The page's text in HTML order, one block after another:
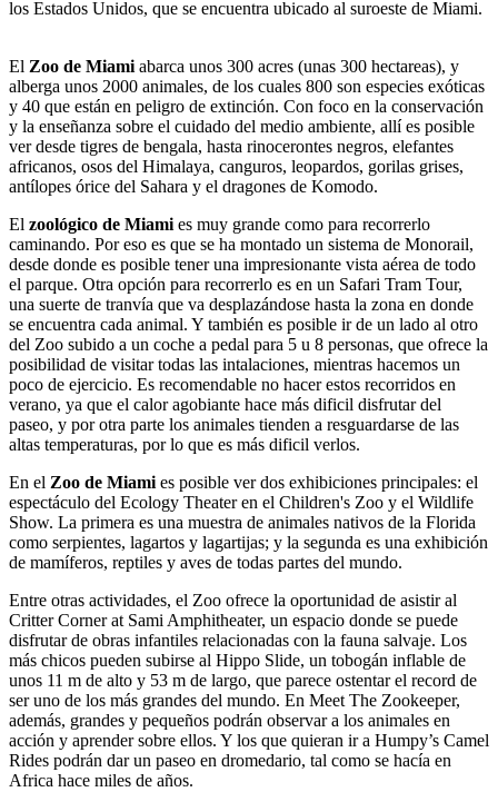
los Estados Unidos, que se encuentra ubicado al suroeste de Miami.
El Zoo de Miami abarca unos 300 acres (unas 300 hectareas), y
alberga unos 2000 animales, de los cuales 800 son especies exóticas
y 40 que están en peligro de extinción. Con foco en la conservación
y la enseñanza sobre el cuidado del medio ambiente, allí es posible
ver desde tigres de bengala, hasta rinocerontes negros, elefantes
africanos, osos del Himalaya, canguros, leopardos, gorilas grises,
antílopes órice del Sahara y el dragones de Komodo.
El zoológico de Miami es muy grande como para recorrerlo
caminando. Por eso es que se ha montado un sistema de Monorail,
desde donde es posible tener una impresionante vista aérea de todo
el parque. Otra opción para recorrerlo es en un Safari Tram Tour,
una suerte de tranvía que va desplazándose hasta la zona en donde
se encuentra cada animal. Y también es posible ir de un lado al otro
del Zoo subido a un coche a pedal para 5 u 8 personas, que ofrece la
posibilidad de visitar todas las intalaciones, mientras hacemos un
poco de ejercicio. Es recomendable no hacer estos recorridos en
verano, ya que el calor agobiante hace más dificil disfrutar del
paseo, y por otra parte los animales tienden a resguardarse de las
altas temperaturas, por lo que es más dificil verlos.
En el Zoo de Miami es posible ver dos exhibiciones principales: el
espectáculo del Ecology Theater en el Children's Zoo y el Wildlife
Show. La primera es una muestra de animales nativos de la Florida
como serpientes, lagartos y lagartijas; y la segunda es una exhibición
de mamíferos, reptiles y aves de todas partes del mundo.
Entre otras actividades, el Zoo ofrece la oportunidad de asistir al
Critter Corner at Sami Amphitheater, un espacio donde se puede
disfrutar de obras infantiles relacionadas con la fauna salvaje. Los
más chicos pueden subirse al Hippo Slide, un tobogán inflable de
unos 11 m de alto y 53 m de largo, que parece ostentar el record de
ser uno de los más grandes del mundo. En Meet The Zookeeper,
además, grandes y pequeños podrán observar a los animales en
acción y aprender sobre ellos. Y los que quieran ir a Humpy’s Camel
Rides podrán dar un paseo en dromedario, tal como se hacía en
Africa hace miles de años.